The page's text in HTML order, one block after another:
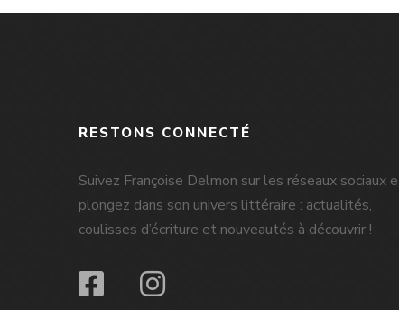
RESTONS CONNECTÉ
Suivez Françoise Delmon sur les réseaux sociaux
plongez dans son univers littéraire : actualités,
coulisses d’écriture et nouveautés à découvrir !